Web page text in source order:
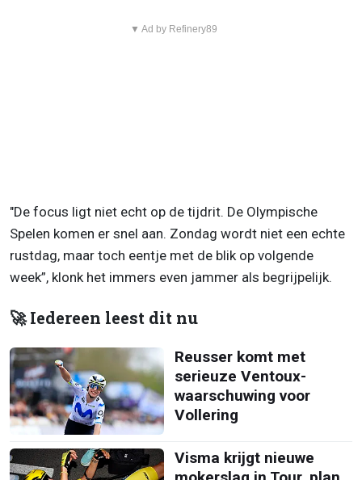
▼ Ad by Refinery89
"De focus ligt niet echt op de tijdrit. De Olympische
Spelen komen er snel aan. Zondag wordt niet een echte
rustdag, maar toch eentje met de blik op volgende
week”, klonk het immers even jammer als begrijpelijk.
🚀 Iedereen leest dit nu
Reusser komt met
serieuze Ventoux-
waarschuwing voor
Vollering
Visma krijgt nieuwe